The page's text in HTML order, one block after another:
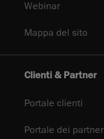
Webinar
Mappa del sito
Clienti & Partner
Portale clienti
Portale dei partner